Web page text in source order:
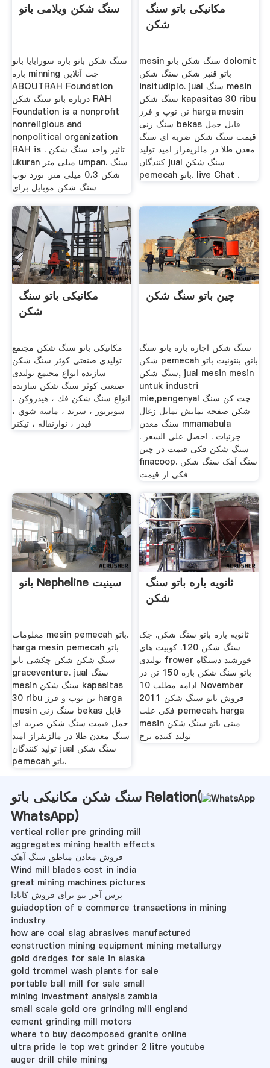
سنگ شکن ویلامی باتو
سنگ شکن باتو باره سورابایا باتو
باره minning چت آنلاین
ABOUTRAH Foundation
درباره باتو سنگ شکن RAH
Foundation is a nonprofit
nonreligious and
nonpolitical organization
RAH is . تاثیر واحد سنگ شکن
ukuran میلی متر umpan. سنگ
شکن 0،3 میلی متر. نورد توپ
سنگ شکن موبایل برای
مکانیکی باتو سنگ
شکن
mesin سنگ شکن باتو dolomit
باتو قنبر شکن سنگ شکن
insitudiplo. jual سنگ mesin
سنگ شکن kapasitas 30 ribu
تن توپ و فرز harga mesin
سنگ زنی bekas قابل حمل
قیمت سنگ شکن ضربه ای سنگ
معدن طلا در مالزیفراز امید تولید
کنندگان jual سنگ شکن
pemecah باتو. live Chat .
مکانیکی باتو سنگ
شکن
مکانیکی باتو سنگ شکن مجتمع
تولیدی صنعتی کوثر سنگ شکن
سازنده انواع مجتمع تولیدی
صنعتی کوثر سنگ شکن سازنده
انواع سنگ شكن فك ، هيدروكن ،
سوپریور ، سرند ، ماسه شوي ،
فیدر ، نوارنقاله ، تيكنر
چین باتو سنگ شکن
سنگ شکن اجاره باره باتو سنگ
شکن pemecah باتو, بنتونیت باتو
سنگ شکن, jual mesin mesin
untuk industri
mie,pengenyal چت کن سنگ
شکن صفحه نمایش تمایل زغال
سنگ معدن mmamabula
جزئیات . احصل على السعر .
سنگ شکن فکی قیمت در چین
finacoop. سنگ آهک سنگ شکن
فکی از قیمت
باتو Nepheline سينيت
معلومات mesin pemecah باتو.
harga mesin pemecah باتو
سنگ شکن شکن چکشی باتو
graceventure. jual سنگ
mesin سنگ شکن kapasitas
30 ribu تن توپ و فرز harga
mesin سنگ زنی bekas قابل
حمل قیمت سنگ شکن ضربه ای
سنگ معدن طلا در مالزیفراز امید
تولید کنندگان jual سنگ شکن
pemecah باتو.
ثانویه باره باتو سنگ
شکن
ثانویه باره باتو سنگ شکن. جک
سنگ شکن 120. کوبیت های
تولیدی frower خورشید دستگاه
باتو سنگ شکن باره 150 تن در
ادامه مطلب 10 November
2011 فروش باتو سنگ شکن
فکی علت pemecah. harga
mesin مینی باتو سنگ شکن
تولید کننده نرخ
سنگ شکن مکانیکی باتو Relation(
WhatsApp)
vertical roller pre grinding mill
aggregates mining health effects
فروش معادن مناطق سنگ آهک
Wind mill blades cost in india
great mining machines pictures
پرس آجر بیو برای فروش کانادا
guiadoption of e commerce transactions in mining
industry
how are coal slag abrasives manufactured
construction mining equipment mining metallurgy
gold dredges for sale in alaska
gold trommel wash plants for sale
portable ball mill for sale small
mining investment analysis zambia
small scale gold ore grinding mill england
cement grinding mill motors
where to buy decomposed granite online
ultra pride le top wet grinder 2 litre youtube
auger drill chile mining